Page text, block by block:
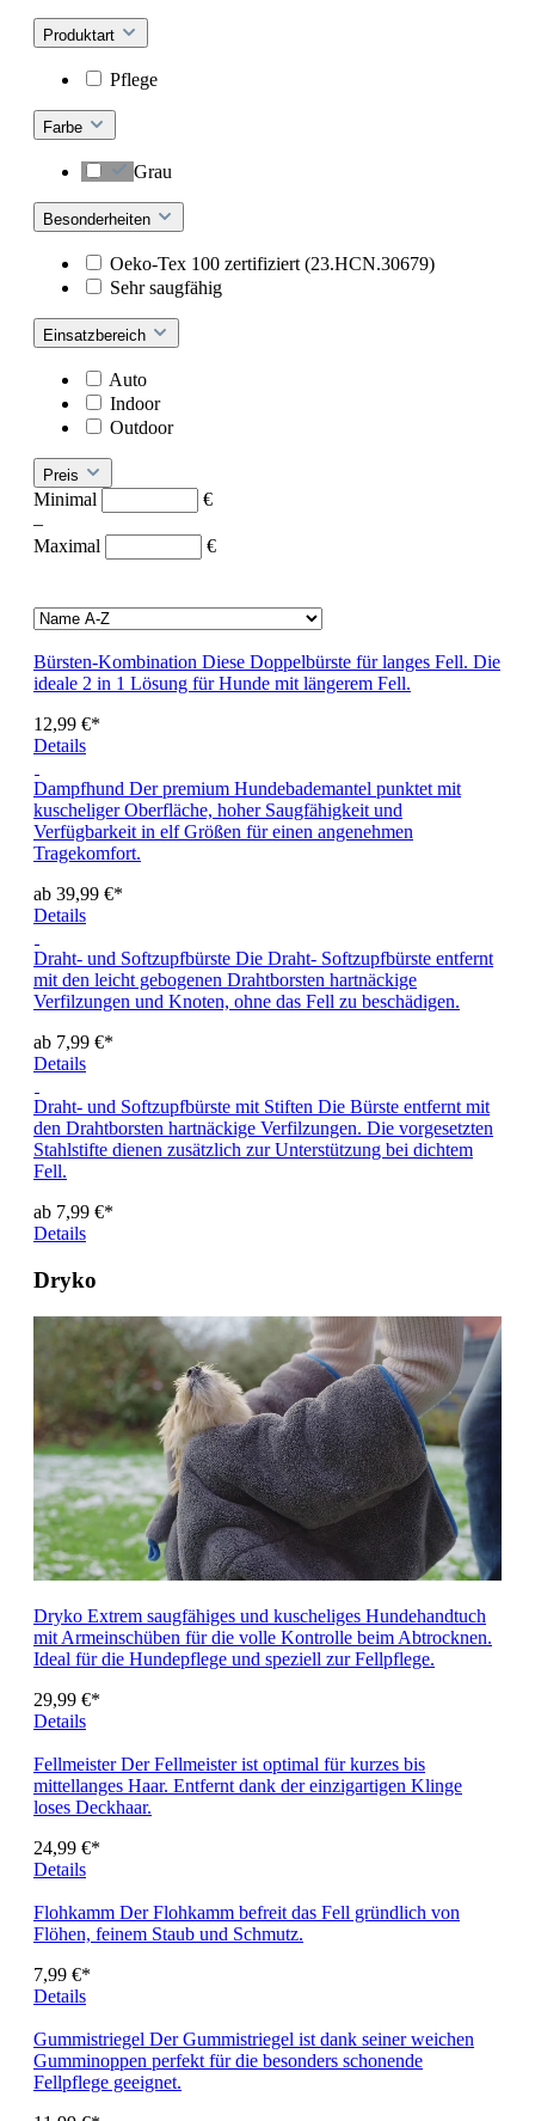
Produktart
Pflege
Farbe
Grau
Besonderheiten
Oeko-Tex 100 zertifiziert (23.HCN.30679)
Sehr saugfähig
Einsatzbereich
Auto
Indoor
Outdoor
Preis
Minimal
€
–
Maximal
€
Bürsten-Kombination Diese Doppelbürste für langes Fell. Die
ideale 2 in 1 Lösung für Hunde mit längerem Fell.
12,99 €*
Details
Dampfhund Der premium Hundebademantel punktet mit
kuscheliger Oberfläche, hoher Saugfähigkeit und
Verfügbarkeit in elf Größen für einen angenehmen
Tragekomfort.
ab 39,99 €*
Details
Draht- und Softzupfbürste Die Draht- Softzupfbürste entfernt
mit den leicht gebogenen Drahtborsten hartnäckige
Verfilzungen und Knoten, ohne das Fell zu beschädigen.
ab 7,99 €*
Details
Draht- und Softzupfbürste mit Stiften Die Bürste entfernt mit
den Drahtborsten hartnäckige Verfilzungen. Die vorgesetzten
Stahlstifte dienen zusätzlich zur Unterstützung bei dichtem
Fell.
ab 7,99 €*
Details
Dryko
Dryko Extrem saugfähiges und kuscheliges Hundehandtuch
mit Armeinschüben für die volle Kontrolle beim Abtrocknen.
Ideal für die Hundepflege und speziell zur Fellpflege.
29,99 €*
Details
Fellmeister Der Fellmeister ist optimal für kurzes bis
mittellanges Haar. Entfernt dank der einzigartigen Klinge
loses Deckhaar.
24,99 €*
Details
Flohkamm Der Flohkamm befreit das Fell gründlich von
Flöhen, feinem Staub und Schmutz.
7,99 €*
Details
Gummistriegel Der Gummistriegel ist dank seiner weichen
Gumminoppen perfekt für die besonders schonende
Fellpflege geeignet.